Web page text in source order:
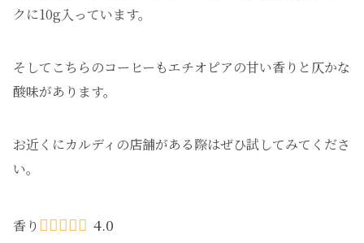
クに10g入っています。
そしてこちらのコーヒーもエチオピアの甘い香りと仄かな
酸味があります。
お近くにカルディの店舗がある際はぜひ試してみてくださ
い。
香り 4.0